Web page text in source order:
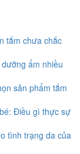
tắm chưa chắc
ẩm nhiều
sản phẩm tắm
Điều gì thực sự
tình trạng da của